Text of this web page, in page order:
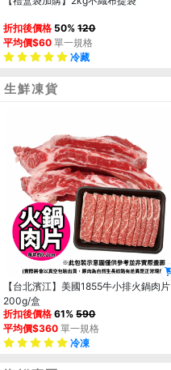
折扣後價格 50%120
平均價$60 單一規格
冷藏
生鮮凍貨
【台北濱江】美國1855牛小排火鍋肉片
200g/盒
折扣後價格 61%590
平均價$360 單一規格
冷凍